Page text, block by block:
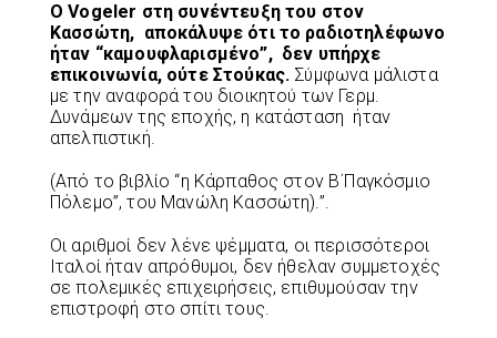
Ο Vogeler στη συνέντευξη του στον
Κασσώτη, αποκάλυψε ότι το ραδιοτηλέφωνο
ήταν “καμουφλαρισμένο”, δεν υπήρχε
επικοινωνία, ούτε Στούκας. Σύμφωνα μάλιστα
με την αναφορά του διοικητού των Γερμ.
Δυνάμεων της εποχής, η κατάσταση ήταν
απελπιστική.
(Από το βιβλίο “η Κάρπαθος στον Β΄Παγκόσμιο
Πόλεμο”, του Μανώλη Κασσώτη).”.
Οι αριθμοί δεν λένε ψέμματα, οι περισσότεροι
Ιταλοί ήταν απρόθυμοι, δεν ήθελαν συμμετοχές
σε πολεμικές επιχειρήσεις, επιθυμούσαν την
επιστροφή στο σπίτι τους.